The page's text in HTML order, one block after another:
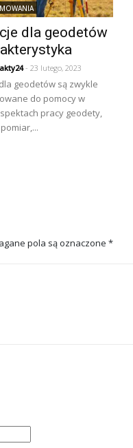
dla geodetów
- 23 lutego, 2023
geodetów są zwykle
do pomocy w
pracy geodety,
pola są oznaczone *